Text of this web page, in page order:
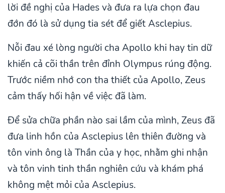
lời đề nghị của Hades và đưa ra lựa chọn đau
đớn đó là sử dụng tia sét để giết Asclepius.
Nỗi đau xé lòng người cha Apollo khi hay tin dữ
khiến cả cõi thần trên đỉnh Olympus rúng động.
Trước niềm nhớ con tha thiết của Apollo, Zeus
cảm thấy hối hận về việc đã làm.
Để sửa chữa phần nào sai lầm của mình, Zeus đã
đưa linh hồn của Asclepius lên thiên đường và
tôn vinh ông là Thần của y học, nhằm ghi nhận
và tôn vinh tinh thần nghiên cứu và khám phá
không mệt mỏi của Asclepius.